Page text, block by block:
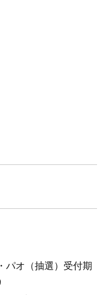
パオ（抽選）受付期